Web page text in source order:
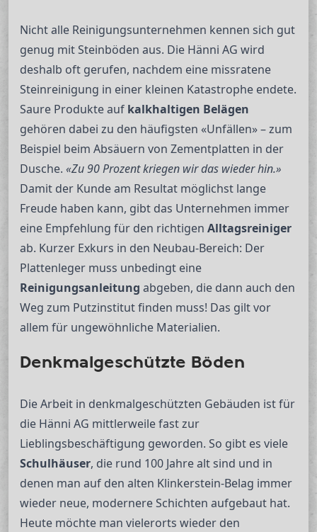
Nicht alle Reinigungsunternehmen kennen sich gut
genug mit Steinböden aus. Die Hänni AG wird
deshalb oft gerufen, nachdem eine missratene
Steinreinigung in einer kleinen Katastrophe endete.
Saure Produkte auf kalkhaltigen Belägen
gehören dabei zu den häufigsten «Unfällen» – zum
Beispiel beim Absäuern von Zementplatten in der
Dusche. «Zu 90 Prozent kriegen wir das wieder hin.»
Damit der Kunde am Resultat möglichst lange
Freude haben kann, gibt das Unternehmen immer
eine Empfehlung für den richtigen Alltagsreiniger
ab. Kurzer Exkurs in den Neubau-Bereich: Der
Plattenleger muss unbedingt eine
Reinigungsanleitung abgeben, die dann auch den
Weg zum Putzinstitut finden muss! Das gilt vor
allem für ungewöhnliche Materialien.
Denkmalgeschützte Böden
Die Arbeit in denkmalgeschützten Gebäuden ist für
die Hänni AG mittlerweile fast zur
Lieblingsbeschäftigung geworden. So gibt es viele
Schulhäuser, die rund 100 Jahre alt sind und in
denen man auf den alten Klinkerstein-Belag immer
wieder neue, modernere Schichten aufgebaut hat.
Heute möchte man vielerorts wieder den